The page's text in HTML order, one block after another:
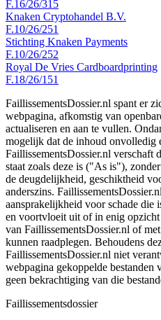
F.16/26/315
Knaken Cryptohandel B.V.
F.10/26/251
Stichting Knaken Payments
F.10/26/252
Royal De Vries Cardboardprinting
F.18/26/151
FaillissementsDossier.nl spant er
webpagina, afkomstig van
actualiseren en aan te vullen.
mogelijk dat de inhoud onvolledig
FaillissementsDossier.nl verschaft
staat zoals deze is ("As is"),
de deugdelijkheid, geschiktheid
anderszins.
aansprakelijkheid voor schade die
en voortvloeit uit of in enig
van FaillissementsDossier.nl of
kunnen raadplegen. Behoudens
FaillissementsDossier.nl niet
webpagina gekoppelde
geen bekrachtiging van die
Faillissementsdossier